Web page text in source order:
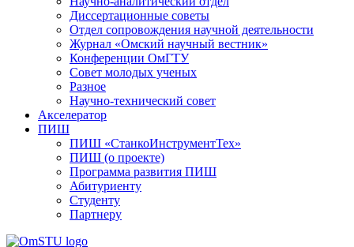
Диссертационные советы
Отдел сопровождения научной деятельности
Журнал «Омский научный вестник»
Конференции ОмГТУ
Совет молодых ученых
Разное
Научно-технический совет
Акселератор
ПИШ
ПИШ «СтанкоИнструментТех»
ПИШ (о проекте)
Программа развития ПИШ
Абитуриенту
Студенту
Партнеру